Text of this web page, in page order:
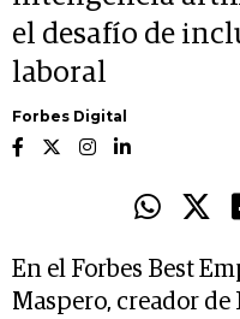
el desafío de
laboral
Forbes Digital
En el Forbes Best
Maspero, creador